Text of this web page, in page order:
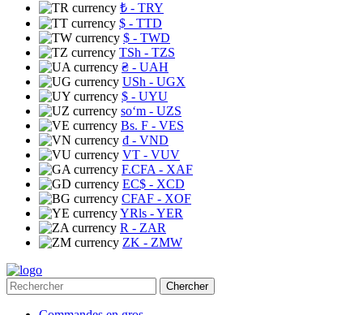
₺ - TRY
$ - TTD
$ - TWD
TSh - TZS
₴ - UAH
USh - UGX
$ - UYU
soʻm - UZS
Bs. F - VES
₫ - VND
VT - VUV
F.CFA - XAF
EC$ - XCD
CFAF - XOF
YRls - YER
R - ZAR
ZK - ZMW
Chercher